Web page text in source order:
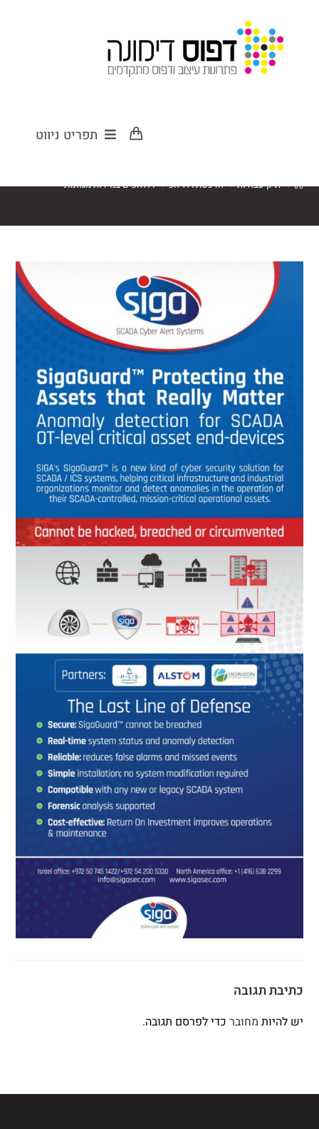
תפריט ניווט
> תיק עבודות > הדפסת רול אפ > רולאפים במידות מגוונות
כתיבת תגובה
יש להיות מחובר כדי לפרסם תגובה.